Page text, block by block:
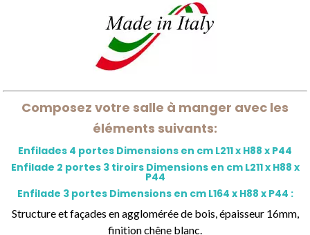
Composez votre salle à manger avec les
éléments suivants:
Enfilades 4 portes Dimensions en cm L211 x H88 x P44
Enfilade 2 portes 3 tiroirs Dimensions en cm L211 x H88 x
P44
Enfilade 3 portes Dimensions en cm L164 x H88 x P44 :
Structure et façades en agglomérée de bois, épaisseur 16mm,
finition chêne blanc.